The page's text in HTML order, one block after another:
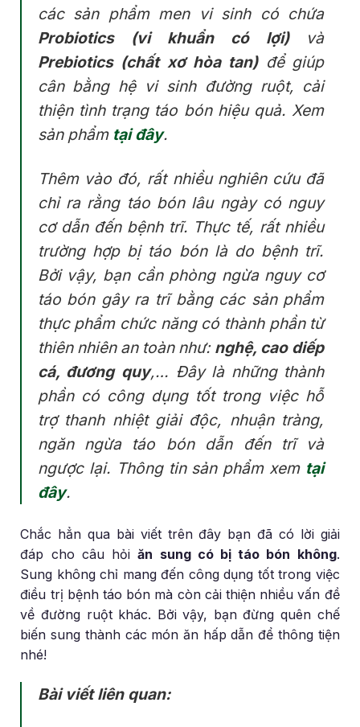
các sản phẩm men vi sinh có chứa
Probiotics (vi khuẩn có lợi)và
Prebiotics (chất xơ hòa tan)để giúp
cân bằng hệ vi sinh đường ruột, cải
thiện tình trạng táo bón hiệu quả. Xem
sản phẩm tại đây.
Thêm vào đó, rất nhiều nghiên cứu đã
chỉ ra rằng táo bón lâu ngày có nguy
cơ dẫn đến bệnh trĩ. Thực tế, rất nhiều
trường hợp bị táo bón là do bệnh trĩ.
Bởi vậy, bạn cần phòng ngừa nguy cơ
táo bón gây ra trĩ bằng các sản phẩm
thực phẩm chức năng có thành phần từ
thiên nhiên an toàn như: nghệ, cao diếp
cá, đương quy,… Đây là những thành
phần có công dụng tốt trong việc hỗ
trợ thanh nhiệt giải độc, nhuận tràng,
ngăn ngừa táo bón dẫn đến trĩ và
ngược lại. Thông tin sản phẩm xem tại
đây.
Chắc hẳn qua bài viết trên đây bạn đã có lời giải
đáp cho câu hỏiăn sung có bị táo bón không.
Sung không chỉ mang đến công dụng tốt trong việc
điều trị bệnh táo bón mà còn cải thiện nhiều vấn đề
về đường ruột khác. Bởi vậy, bạn đừng quên chế
biến sung thành các món ăn hấp dẫn để thông tiện
nhé!
Bài viết liên quan: